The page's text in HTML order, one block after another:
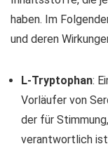
haben. Im
und deren
L-Tryptophan:
Vorläufer von
der für
verantwortlich